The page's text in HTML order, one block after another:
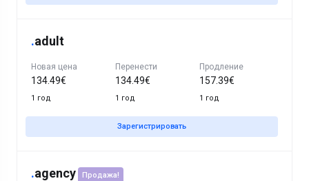
.adult
Новая цена
134.49€
1 год
Перенести
134.49€
1 год
Продление
157.39€
1 год
Зарегистрировать
.agency Продажа!